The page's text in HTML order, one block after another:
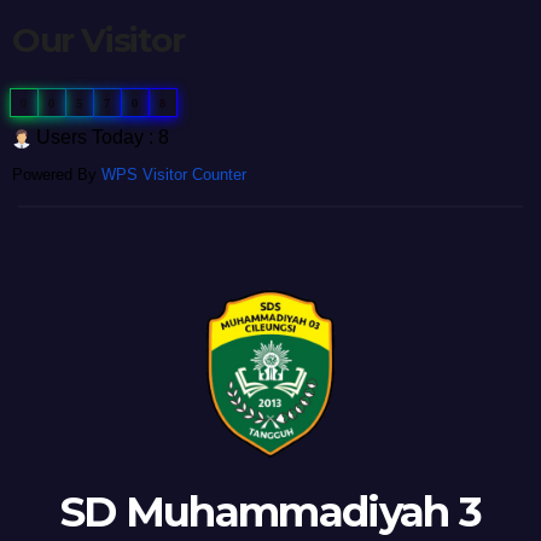
5 7 0 8
Users Today : 8
Powered By WPS Visitor Counter
SD Muhammadiyah 3